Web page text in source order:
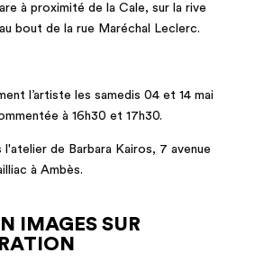
à proximité de la Cale, sur la rive
bout de la rue Maréchal Leclerc.
l’artiste les samedis 04 et 14 mai
à 16h30 et 17h30.
l'atelier de Barbara Kairos, 7 avenue
à Ambès.
IMAGES SUR